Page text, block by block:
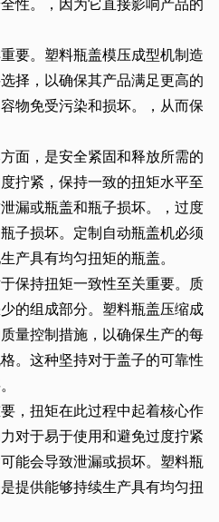
性。，因为它直接影响产品的
要。塑料瓶盖模压成型机制造
择，以确保其产品满足更高的
物免受污染和损坏。，从而保
面，是安全紧固和释放所需的
拧紧，保持一致的扭矩水平至
漏或瓶盖和瓶子损坏。，过度
子损坏。定制自动瓶盖机必须
产具有均匀扭矩的瓶盖。
保持扭矩一致性至关重要。质
的组成部分。塑料瓶盖压缩成
量控制措施，以确保生产的每
。这种坚持对于盖子的可靠性
，扭矩在此过程中起着核心作
对于易于使用和避免过度拧紧
能会导致泄漏或损坏。塑料瓶
提供能够持续生产具有均匀扭